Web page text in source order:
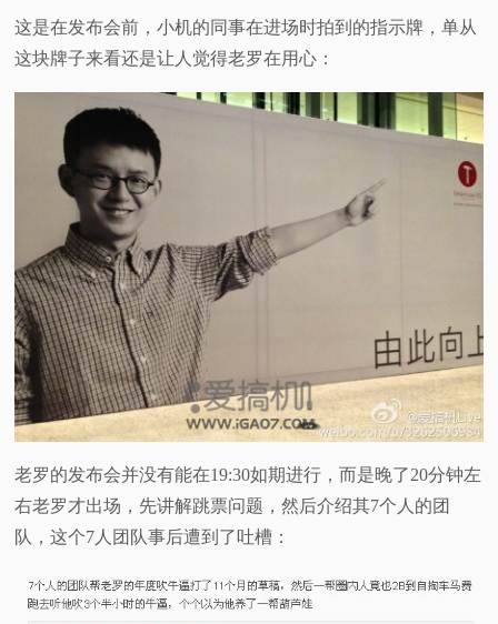
这是在发布会前，小机的同事在进场时拍到的指示牌，单从
这块牌子来看还是让人觉得老罗在用心：
老罗的发布会并没有能在19:30如期进行，而是晚了20分钟左
右老罗才出场，先讲解跳票问题，然后介绍其7个人的团
队，这个7人团队事后遭到了吐槽：